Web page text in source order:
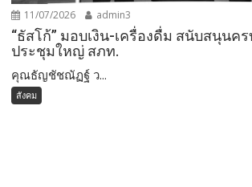
11/07/2026 admin3
“ธัสโก้” มอบเงิน-เครื่องดื่ม สนับสนุนค
ประชุมใหญ่ สภท.
คุณธัญชัชณัฏฐ์ ว...
สังคม